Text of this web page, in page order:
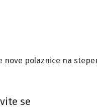
nove polaznice na
se